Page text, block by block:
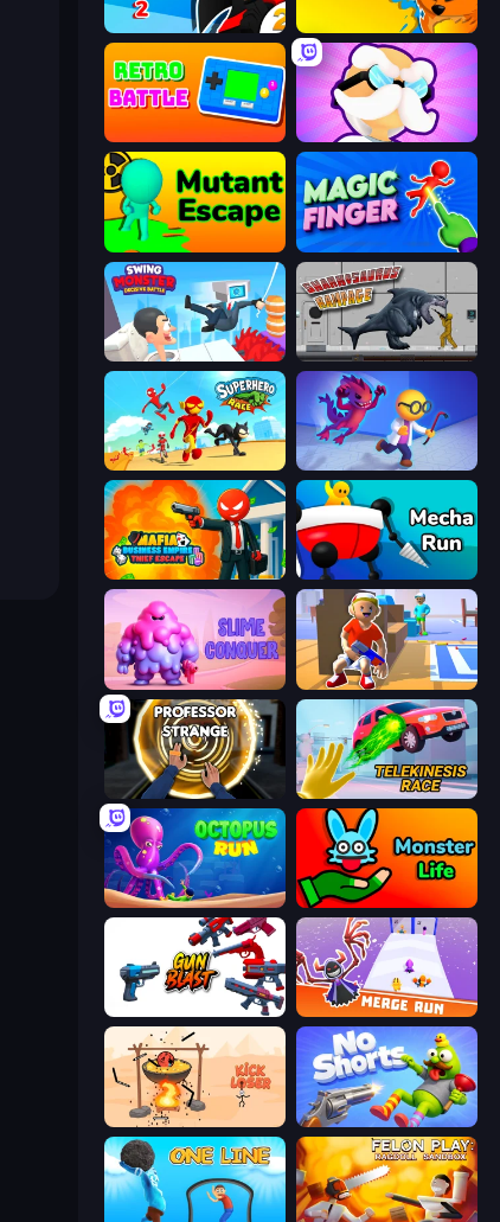
Ninja Hands 2 Summoner Master
Retro Battle Mutant Idle
Mutant Escape Magic Finger 3D
Swing Monster: Decisive Battle Sharkosaurus Rampage
Superhero Race! Bounce Out
Mafia Business Empire: Thief Escape Mecha Run
Slime Conquer: Epic Battles Blaster Pranks
Professor Strange Telekinesis Race 3D
OctopusRun Monster Life
Merge Run
Kick Loser No Shorts